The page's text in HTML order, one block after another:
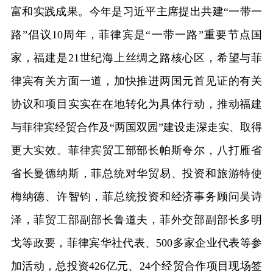
富和实践成果。今年是习近平主席提出共建“一带一
路”倡议10周年，菲律宾是“一带一路”重要节点国
家，福建是21世纪海上丝绸之路核心区，希望与菲
律宾有关方面一道，加快推进两国元首见证的有关
协议和项目实实在在地转化为具体行动，推动福建
与菲律宾经贸合作及“两国双园”建设走深走实、取得
更大实效。菲律宾贸工部部长帕斯夸尔，八打雁省
省长曼德纳斯，菲总统对华贸易、投资和旅游特使
梅纳德、许智钧，菲总统投资和经济事务顾问吴诗
泽，菲贸工部副部长鲁道夫，菲外交部副部长多明
戈等政要，菲律宾华社代表、500多家企业代表等参
加活动，总投资426亿元、24个经贸合作项目现场签